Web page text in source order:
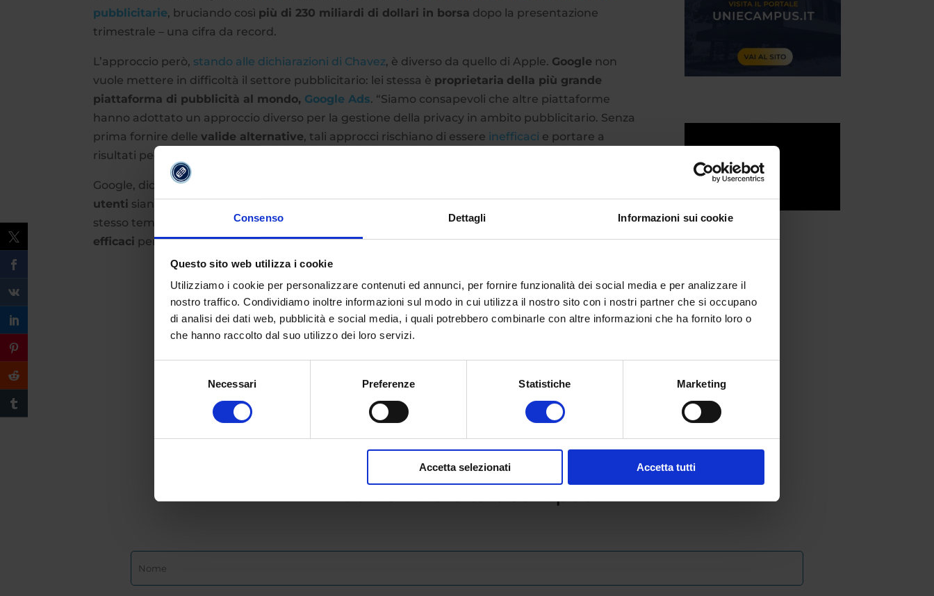
Consenso Dettagli Informazioni sui cookie
Questo sito web utilizza i cookie
Utilizziamo i cookie per personalizzare contenuti ed annunci, per fornire funzionalità dei social media e per analizzare il
nostro traffico. Condividiamo inoltre informazioni sul modo in cui utilizza il nostro sito con i nostri partner che si occupano
di analisi dei dati web, pubblicità e social media, i quali potrebbero combinarle con altre informazioni che ha fornito loro o
che hanno raccolto dal suo utilizzo dei loro servizi.
Necessari Preferenze Statistiche Marketing
Accetta selezionati Accetta tutti
pubblicitarie, bruciando così più di 230 miliardi di dollari in borsa dopo la presentazione
trimestrale – una cifra da record.
L’approccio però, stando alle dichiarazioni di Chavez, è diverso da quello di Apple. Google non
vuole mettere in difficoltà il settore pubblicitario: lei stessa è proprietaria della più grande
piattaforma di pubblicità al mondo, Google Ads. “Siamo consapevoli che altre piattaforme
hanno adottato un approccio diverso per la gestione della privacy in ambito pubblicitario. Senza
prima fornire dellevalide alternative, tali approcci rischiano di essere inefficaci e portare a
risultati peggiori, sia per la privacy degli utenti che per il lavoro degli sviluppatori.”
Google, dichiara Chavez, “vuole sviluppare soluzioni efficaci per la pubblicità digitale, affinché gli
utenti sianoconsapevolisul modo in cui le proprie informazioni sono utilizzate e protette. Allo
stesso tempo, gli sviluppatori e le aziende continueranno ad avere a disposizione
efficaci per lavorare con successo in ambiente mobile”.
Compila il form e richiedi informazioni sull’offerta formativa
dell’Università eCampus